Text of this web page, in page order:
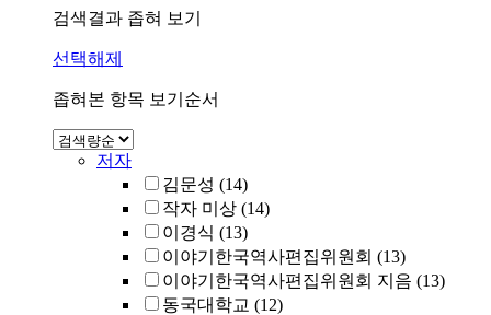
검색결과 좁혀 보기
선택해제
좁혀본 항목 보기순서
저자
김문성 (14)
작자 미상 (14)
이경식 (13)
이야기한국역사편집위원회 (13)
이야기한국역사편집위원회 지음 (13)
동국대학교 (12)